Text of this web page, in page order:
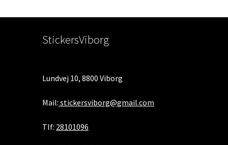
StickersViborg
Lundvej 10, 8800 Viborg
Mail: stickersviborg@gmail.com
Tlf: 28101096